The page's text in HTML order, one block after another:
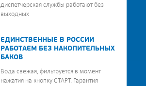
диспетчерская службы работают без
выходных
ЕДИНСТВЕННЫЕ В РОССИИ
РАБОТАЕМ БЕЗ НАКОПИТЕЛЬНЫХ
БАКОВ
Вода свежая, фильтруется в момент
нажатия на кнопку СТАРТ. Гарантия